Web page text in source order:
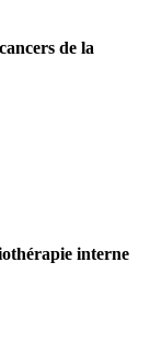
de la
interne